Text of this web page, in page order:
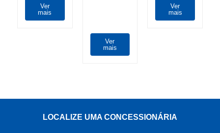
Ver
mais
Ver
mais
Ver
mais
LOCALIZE UMA CONCESSIONÁRIA